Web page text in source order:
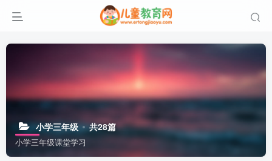
小学三年级 共28篇
小学三年级课堂学习